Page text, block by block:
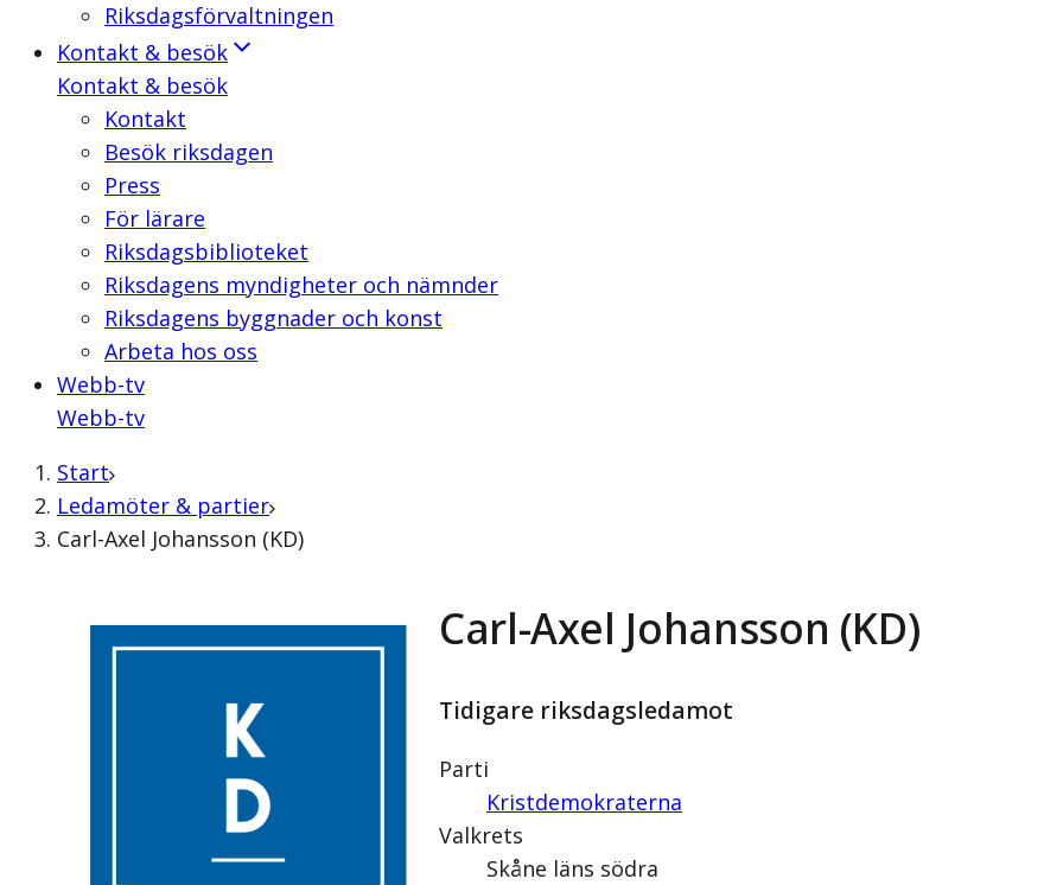
Riksdagsförvaltningen
Kontakt & besök
Kontakt & besök
Kontakt
Besök riksdagen
Press
För lärare
Riksdagsbiblioteket
Riksdagens myndigheter och nämnder
Riksdagens byggnader och konst
Arbeta hos oss
Webb-tv
Webb-tv
Start
Ledamöter & partier
Carl-Axel Johansson (KD)
Carl-Axel Johansson (KD)
Tidigare riksdagsledamot
Parti
Kristdemokraterna
Valkrets
Skåne läns södra